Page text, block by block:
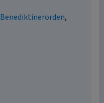
Benediktinerorden